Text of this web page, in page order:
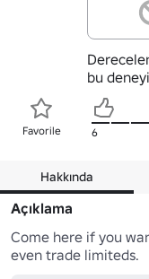
bu
Favorile 6
Hakkında
Açıklama
Come here if you
even trade limiteds.